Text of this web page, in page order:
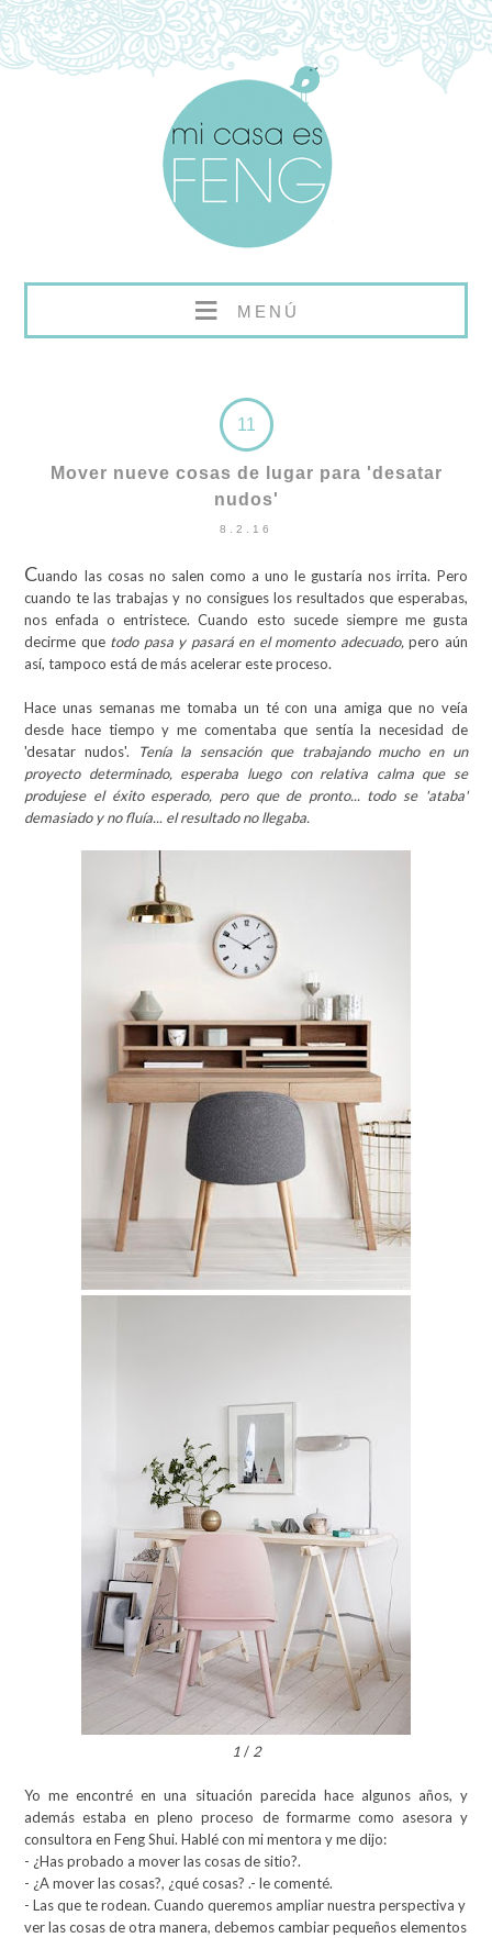
≡ MENÚ
11
Mover nueve cosas de lugar para 'desatar
nudos'
8.2.16
Cuando las cosas no salen como a uno le gustaría nos irrita. Pero
cuando te las trabajas y no consigues los resultados que esperabas,
nos enfada o entristece. Cuando esto sucede siempre me gusta
decirme que todo pasa y pasará en el momento adecuado,pero aún
así, tampoco está de más acelerar este proceso.
Hace unas semanas me tomaba un té con una amiga que no veía
desde hace tiempo y me comentaba que sentía la necesidad de
'desatar nudos'.
Tenía la sensación que trabajando mucho en un
proyecto determinado, esperaba luego con relativa calma que se
produjese el éxito esperado, pero que de pronto... todo se 'ataba'
demasiado y no fluía... el resultado no llegaba.
1 / 2
Yo me encontré en una situación parecida hace algunos años, y
además estaba en pleno proceso de formarme como asesora y
consultora en Feng Shui. Hablé con mi mentora y me dijo:
- ¿Has probado a mover las cosas de sitio?.
- ¿A mover las cosas?, ¿qué cosas? .- le comenté.
- Las que te rodean. Cuando queremos ampliar nuestra perspectiva y
ver las cosas de otra manera, debemos cambiar pequeños elementos